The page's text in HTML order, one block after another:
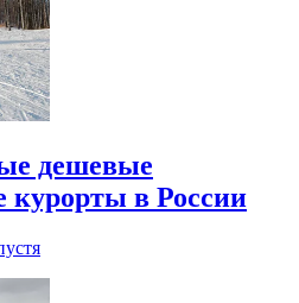
дешевые
в России